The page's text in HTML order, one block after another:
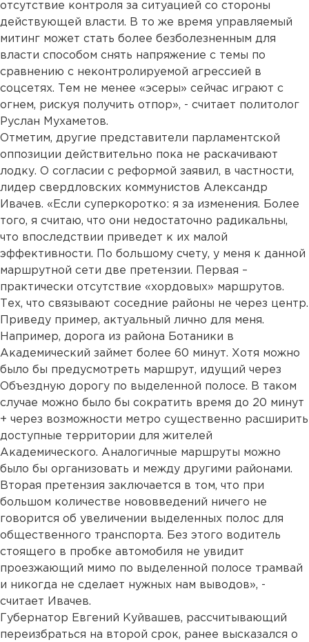
отсутствие контроля за ситуацией со стороны
действующей власти. В то же время управляемый
митинг может стать более безболезненным для
власти способом снять напряжение с темы по
сравнению с неконтролируемой агрессией в
соцсетях. Тем не менее «эсеры» сейчас играют с
огнем, рискуя получить отпор», - считает политолог
Руслан Мухаметов.
Отметим, другие представители парламентской
оппозиции действительно пока не раскачивают
лодку. О согласии с реформой заявил, в частности,
лидер свердловских коммунистов Александр
Ивачев. «Если суперкоротко: я за изменения. Более
того, я считаю, что они недостаточно радикальны,
что впоследствии приведет к их малой
эффективности. По большому счету, у меня к данной
маршрутной сети две претензии. Первая –
практически отсутствие «хордовых» маршрутов.
Тех, что связывают соседние районы не через центр.
Приведу пример, актуальный лично для меня.
Например, дорога из района Ботаники в
Академический займет более 60 минут. Хотя можно
было бы предусмотреть маршрут, идущий через
Объездную дорогу по выделенной полосе. В таком
случае можно было бы сократить время до 20 минут
+ через возможности метро существенно расширить
доступные территории для жителей
Академического. Аналогичные маршруты можно
было бы организовать и между другими районами.
Вторая претензия заключается в том, что при
большом количестве нововведений ничего не
говорится об увеличении выделенных полос для
общественного транспорта. Без этого водитель
стоящего в пробке автомобиля не увидит
проезжающий мимо по выделенной полосе трамвай
и никогда не сделает нужных нам выводов», -
считает Ивачев.
Губернатор Евгений Куйвашев, рассчитывающий
переизбраться на второй срок, ранее высказался о